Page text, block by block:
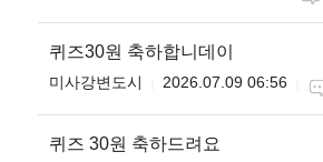
퀴즈30원 축하합니데이
미사강변도시 2026.07.09 06:56
퀴즈 30원 축하드려요